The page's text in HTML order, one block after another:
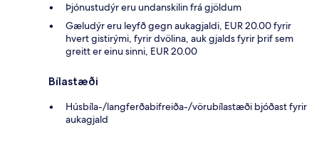
Þjónustudýr eru undanskilin frá gjöldum
Gæludýr eru leyfð gegn aukagjaldi, EUR 20.00 fyrir
hvert gistirými, fyrir dvölina, auk gjalds fyrir þrif sem
greitt er einu sinni, EUR 20.00
Bílastæði
Húsbíla-/langferðabifreiða-/vörubílastæði bjóðast fyrir
aukagjald